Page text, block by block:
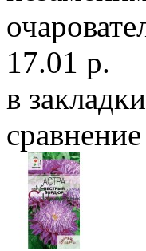
17.01 р.
в закладки
сравнение